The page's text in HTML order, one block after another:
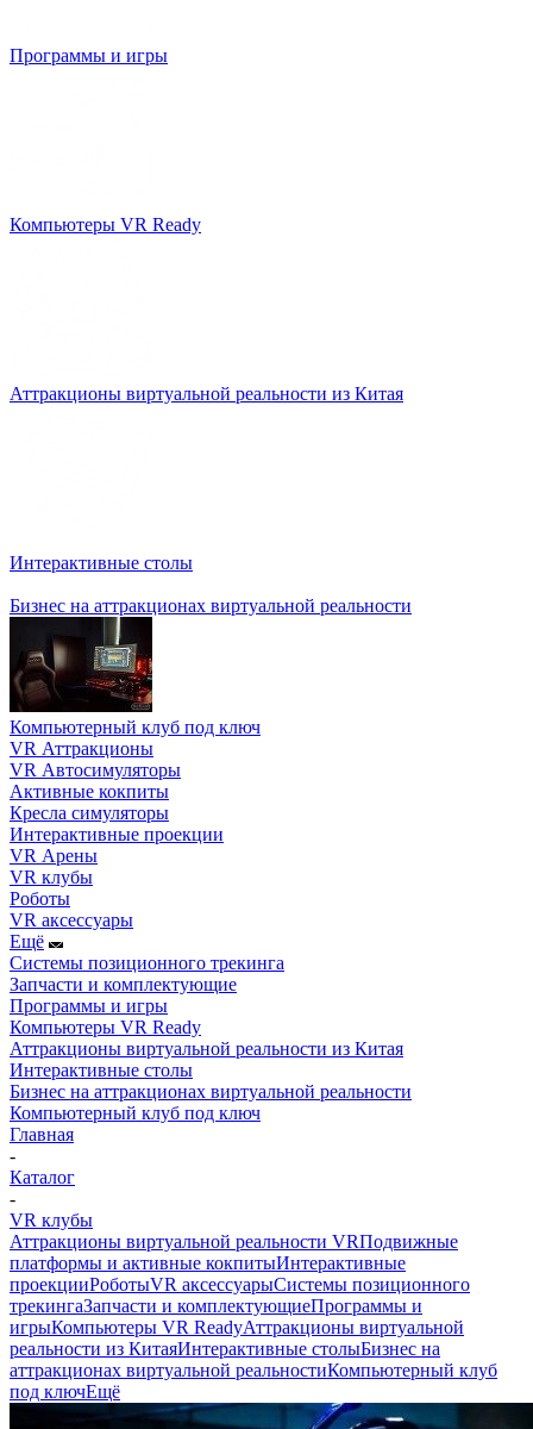
Программы и игры
Компьютеры VR Ready
Аттракционы виртуальной реальности из Китая
Интерактивные столы
Бизнес на аттракционах виртуальной реальности
Компьютерный клуб под ключ
VR Аттракционы
VR Автосимуляторы
Активные кокпиты
Кресла симуляторы
Интерактивные проекции
VR Арены
VR клубы
Роботы
VR аксессуары
Ещё
Системы позиционного трекинга
Запчасти и комплектующие
Программы и игры
Компьютеры VR Ready
Аттракционы виртуальной реальности из Китая
Интерактивные столы
Бизнес на аттракционах виртуальной реальности
Компьютерный клуб под ключ
Главная
-
Каталог
-
VR клубы
Аттракционы виртуальной реальности VRПодвижные
платформы и активные кокпитыИнтерактивные
проекцииРоботыVR аксессуарыСистемы позиционного
трекингаЗапчасти и комплектующиеПрограммы и
игрыКомпьютеры VR ReadyАттракционы виртуальной
реальности из КитаяИнтерактивные столыБизнес на
аттракционах виртуальной реальностиКомпьютерный клуб
под ключЕщё